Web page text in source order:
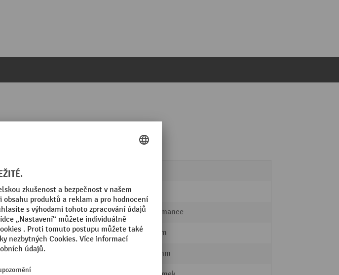
à 900 x 540 mm
Počet ložných ploch
Počet řídících kol
Segmentu Performance
Vodicí váleček, průměr 125 mm
Výška 1445 mm